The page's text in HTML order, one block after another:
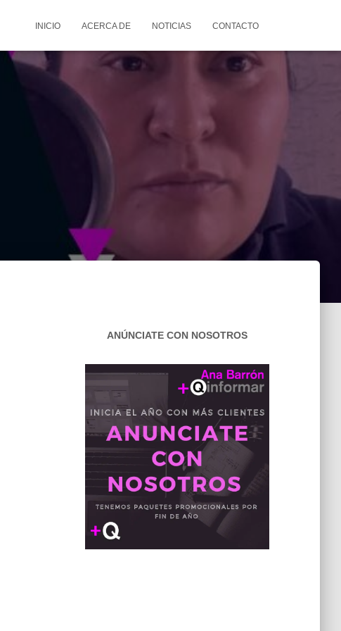
INICIO ACERCA DE NOTICIAS CONTACTO
ANÚNCIATE CON NOSOTROS